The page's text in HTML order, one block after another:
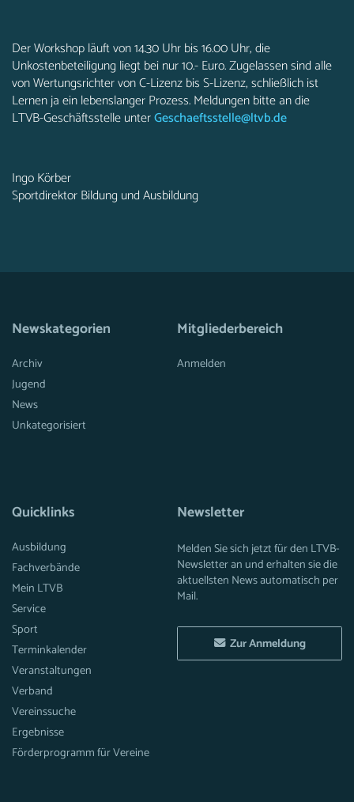
Der Workshop läuft von 14.30 Uhr bis 16.00 Uhr, die
Unkostenbeteiligung liegt bei nur 10.- Euro. Zugelassen sind alle
von Wertungsrichter von C-Lizenz bis S-Lizenz, schließlich ist
Lernen ja ein lebenslanger Prozess. Meldungen bitte an die
LTVB-Geschäftsstelle unterGeschaeftsstelle@ltvb.de
Ingo Körber
Sportdirektor Bildung und Ausbildung
Newskategorien
Archiv
Jugend
News
Unkategorisiert
Mitgliederbereich
Anmelden
Quicklinks
Ausbildung
Fachverbände
Mein LTVB
Service
Sport
Terminkalender
Veranstaltungen
Verband
Vereinssuche
Ergebnisse
Förderprogramm für Vereine
Newsletter
Melden Sie sich jetzt für den LTVB-
Newsletter an und erhalten sie die
aktuellsten News automatisch per
Mail.
Zur Anmeldung